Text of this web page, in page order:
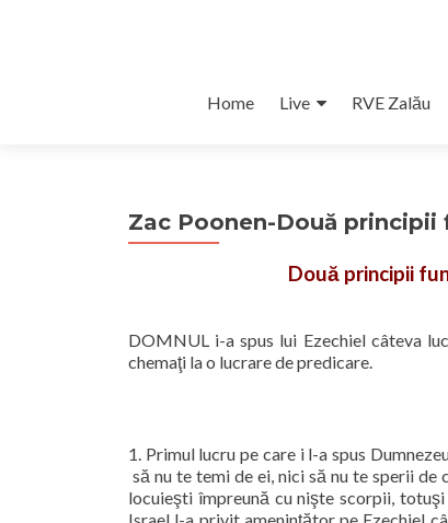
Home Live RVE Zalău
Zac Poonen-Două
Două principii
DOMNUL i-a spus lui Ezechiel câteva
chemaţi la o lucrare de predicare.
1. Primul lucru pe care i l-a spus
să nu te temi de ei, nici să nu te sperii
locuieşti împreună cu nişte scorpii,